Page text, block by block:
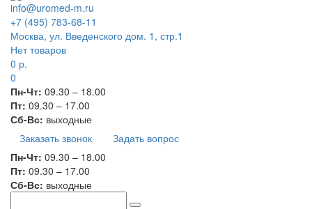
info@uromed-m.ru
+7 (495) 783-68-11
Москва, ул. Введенского дом. 1, стр.1
Нет товаров
0 р.
0
Пн-Чт: 09.30 – 18.00
Пт: 09.30 – 17.00
Сб-Вс: выходные
Заказать звонок
Задать вопрос
Пн-Чт: 09.30 – 18.00
Пт: 09.30 – 17.00
Сб-Вс: выходные